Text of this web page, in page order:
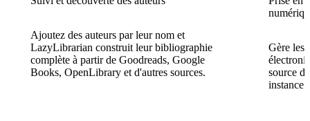
Ajoutez des auteurs par leur nom et
LazyLibrarian construit leur bibliographie
complète à partir de Goodreads, Google
Books, OpenLibrary et d'autres sources.
Gère les
source
instance